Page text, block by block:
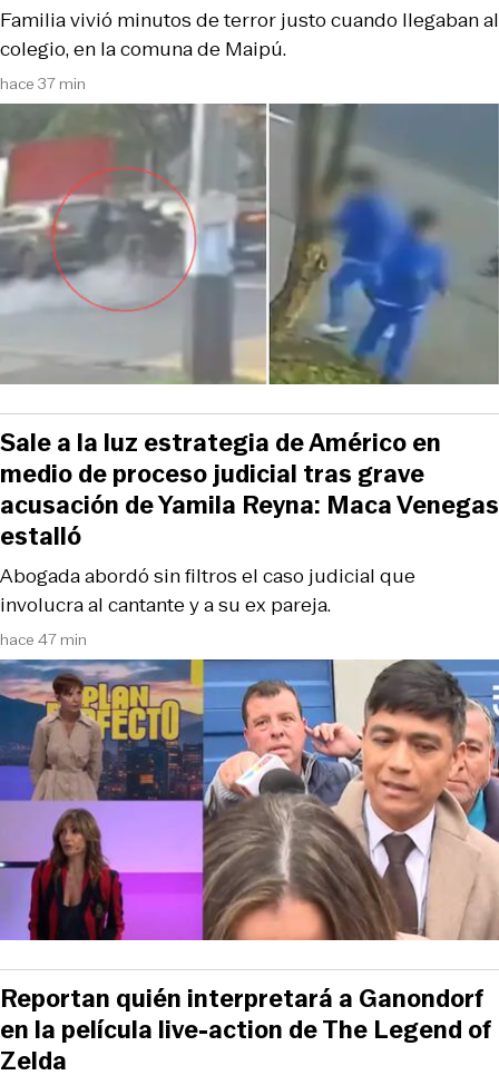
hace 37 min
Familia vivió minutos de terror justo cuando llegaban al
colegio, en la comuna de Maipú.
hace 47 min
Abogada abordó sin filtros el caso judicial que
involucra al cantante y a su ex pareja.
Sale a la luz estrategia de Américo en
medio de proceso judicial tras grave
acusación de Yamila Reyna: Maca Venegas
estalló
Reportan quién interpretará a Ganondorf
en la película live-action de The Legend of
Zelda